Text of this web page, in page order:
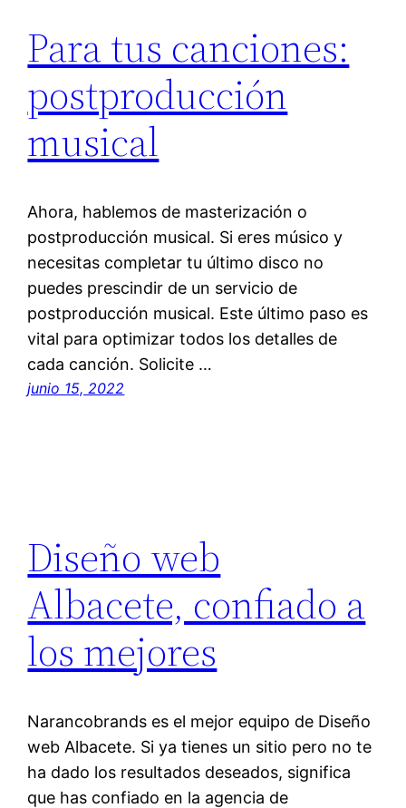
Para tus canciones:
postproducción
musical
Ahora, hablemos de masterización o
postproducción musical. Si eres músico y
necesitas completar tu último disco no
puedes prescindir de un servicio de
postproducción musical. Este último paso es
vital para optimizar todos los detalles de
cada canción. Solicite …
junio 15, 2022
Diseño web
Albacete, confiado a
los mejores
Narancobrands es el mejor equipo de Diseño
web Albacete. Si ya tienes un sitio pero no te
ha dado los resultados deseados, significa
que has confiado en la agencia de